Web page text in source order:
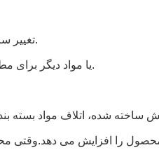
5تغییر سریع کیسه ها عرض کیسه ها را می توان به طور خودکار در یک زمان تنظیم کرد.
6با قطعات تماس با محصول از SSUS304 یا مواد دیگر برای مطابقت با بهداشت و ایمنی مواد غذایی.
را افزایش می دهد.وقتی